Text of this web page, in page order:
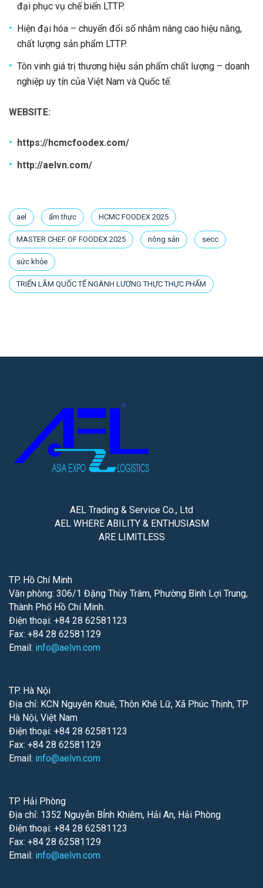
đại phục vụ chế biến LTTP.
Hiện đại hóa – chuyển đổi số nhằm nâng cao hiệu năng,
chất lượng sản phẩm LTTP.
Tôn vinh giá trị thương hiệu sản phẩm chất lượng – doanh
nghiệp uy tín của Việt Nam và Quốc tế.
WEBSITE:
https://hcmcfoodex.com/
http://aelvn.com/
ael ẩm thực HCMC FOODEX 2025
MASTER CHEF OF FOODEX 2025 nông sản secc
sức khỏe
TRIỂN LÃM QUỐC TẾ NGÀNH LƯƠNG THỰC THỰC PHẨM
AEL Trading & Service Co., Ltd
AEL WHERE ABILITY & ENTHUSIASM
ARE LIMITLESS
TP. Hồ Chí Minh
Văn phòng: 306/1 Đặng Thùy Trâm, Phường Bình Lợi Trung,
Thành Phố Hồ Chí Minh.
Điện thoại: +84 28 62581123
Fax: +84 28 62581129
Email: info@aelvn.com
TP. Hà Nội
Địa chỉ: KCN Nguyên Khuê, Thôn Khê Lữ, Xã Phúc Thịnh, TP
Hà Nội, Việt Nam
Điện thoại: +84 28 62581123
Fax: +84 28 62581129
Email: info@aelvn.com
TP. Hải Phòng
Địa chỉ: 1352 Nguyễn BỈnh Khiêm, Hải An, Hải Phòng
Điện thoại: +84 28 62581123
Fax: +84 28 62581129
Email: info@aelvn.com